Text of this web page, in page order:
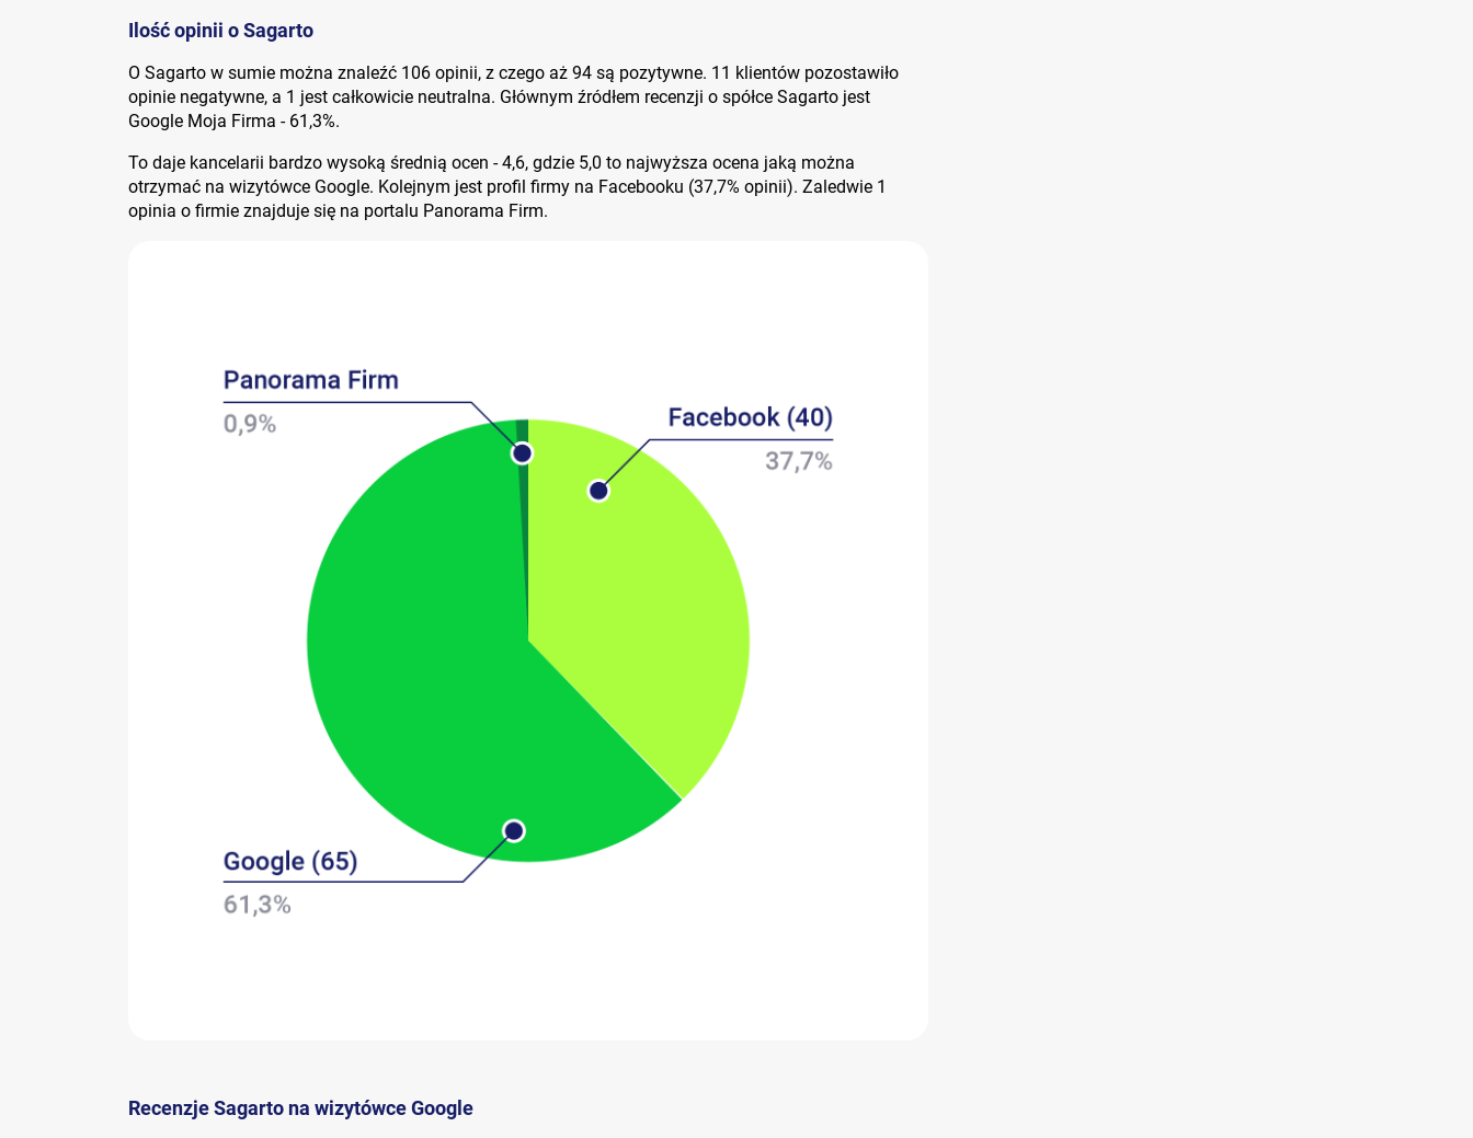
Ilość opinii o Sagarto
O Sagarto w sumie można znaleźć 106 opinii, z czego aż 94 są pozytywne. 11 klientów pozostawiło
opinie negatywne, a 1 jest całkowicie neutralna. Głównym źródłem recenzji o spółce Sagarto jest
Google Moja Firma - 61,3%.
To daje kancelarii bardzo wysoką średnią ocen - 4,6, gdzie 5,0 to najwyższa ocena jaką można
otrzymać na wizytówce Google. Kolejnym jest profil firmy na Facebooku (37,7% opinii). Zaledwie 1
opinia o firmie znajduje się na portalu Panorama Firm.
Recenzje Sagarto na wizytówce Google